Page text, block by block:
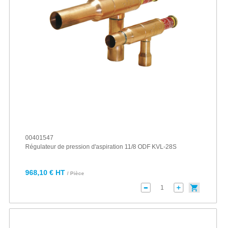
00401547
Régulateur de pression d'aspiration 11/8 ODF KVL-28S
968,10 € HT / Pièce